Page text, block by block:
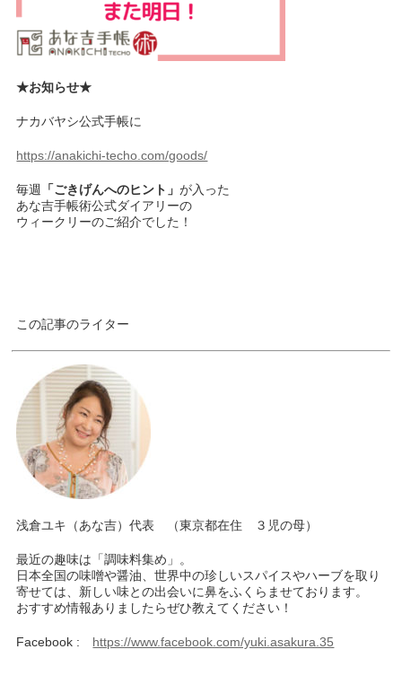
★お知らせ★
ナカバヤシ公式手帳に
https://anakichi-techo.com/goods/
毎週 「ごきげんへのヒント」が入った
あな吉手帳術公式ダイアリーの
ウィークリーのご紹介でした！
この記事のライター
浅倉ユキ（あな吉）代表 （東京都在住 ３児の母）
最近の趣味は「調味料集め」。
日本全国の味噌や醤油、世界中の珍しいスパイスやハーブを取り
寄せては、新しい味との出会いに鼻をふくらませております。
おすすめ情報ありましたらぜひ教えてください！
Facebook : https://www.facebook.com/yuki.asakura.35